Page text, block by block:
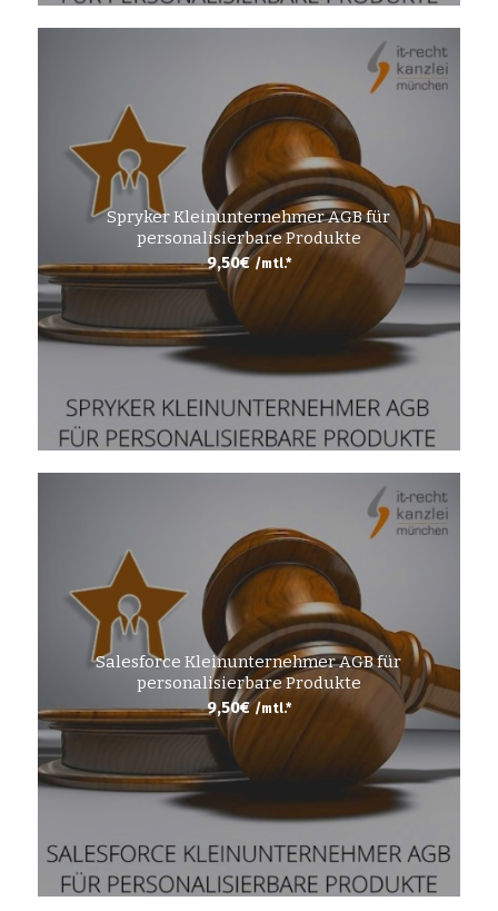
Spryker Kleinunternehmer AGB für
personalisierbare Produkte
9,50€ /mtl.*
Salesforce Kleinunternehmer AGB für
personalisierbare Produkte
9,50€ /mtl.*